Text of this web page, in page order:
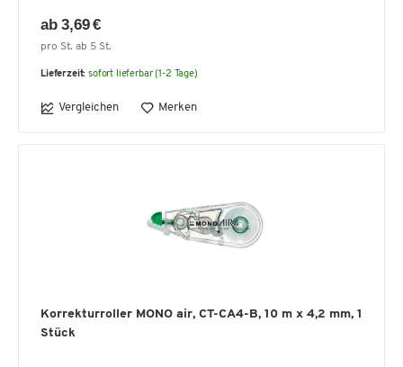
ab 3,69 €
pro St. ab 5 St.
Lieferzeit: sofort lieferbar (1-2 Tage)
Vergleichen Merken
Korrekturroller MONO air, CT-CA4-B, 10 m x 4,2 mm, 1
Stück